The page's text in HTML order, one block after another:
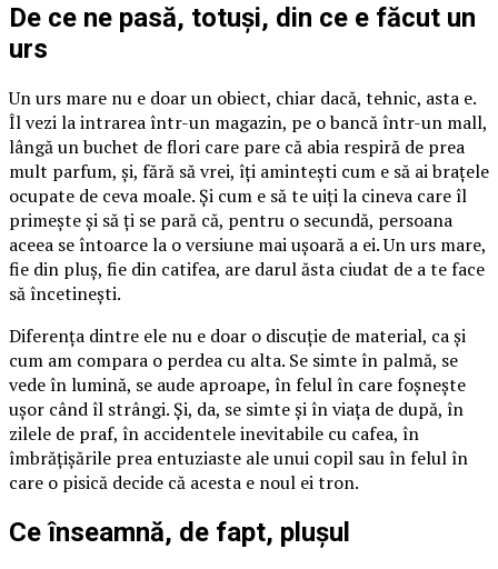
De ce ne pasă, totuși, din ce e făcut un
urs
Un urs mare nu e doar un obiect, chiar dacă, tehnic, asta e.
Îl vezi la intrarea într-un magazin, pe o bancă într-un mall,
lângă un buchet de flori care pare că abia respiră de prea
mult parfum, și, fără să vrei, îți amintești cum e să ai brațele
ocupate de ceva moale. Și cum e să te uiți la cineva care îl
primește și să ți se pară că, pentru o secundă, persoana
aceea se întoarce la o versiune mai ușoară a ei. Un urs mare,
fie din pluș, fie din catifea, are darul ăsta ciudat de a te face
să încetinești.
Diferența dintre ele nu e doar o discuție de material, ca și
cum am compara o perdea cu alta. Se simte în palmă, se
vede în lumină, se aude aproape, în felul în care foșnește
ușor când îl strângi. Și, da, se simte și în viața de după, în
zilele de praf, în accidentele inevitabile cu cafea, în
îmbrățișările prea entuziaste ale unui copil sau în felul în
care o pisică decide că acesta e noul ei tron.
Ce înseamnă, de fapt, plușul